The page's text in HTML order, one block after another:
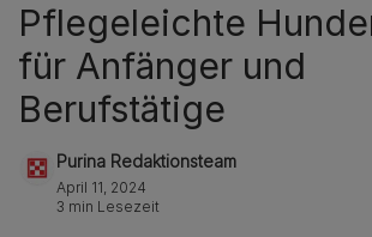
Pflegeleichte
für Anfänger und
Berufstätige
Purina Redaktionsteam
April 11, 2024
3 min Lesezeit